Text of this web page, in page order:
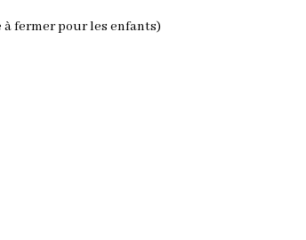
fermer pour les enfants)